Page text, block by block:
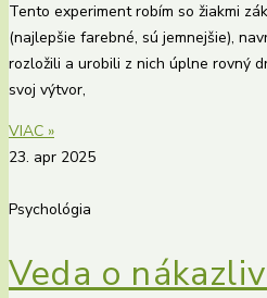
Tento experiment robím so žiakmi
(najlepšie farebné, sú jemnejšie),
rozložili a urobili z nich úplne rovný
svoj výtvor,
VIAC »
23. apr 2025
Psychológia
Veda o